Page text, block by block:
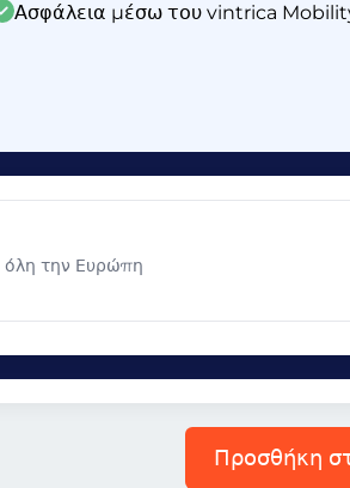
Ασφάλεια μέσω του vintrica
όλη την Ευρώπη
Προσθήκη